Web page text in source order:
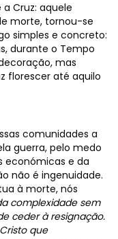
Cruz: aquele
morte, tornou-se
simples e concreto:
durante o Tempo
mas
florescer até aquilo
comunidades a
guerra, pelo medo
económicas e da
não é ingenuidade.
à morte, nós
complexidade sem
ceder à resignação.
que